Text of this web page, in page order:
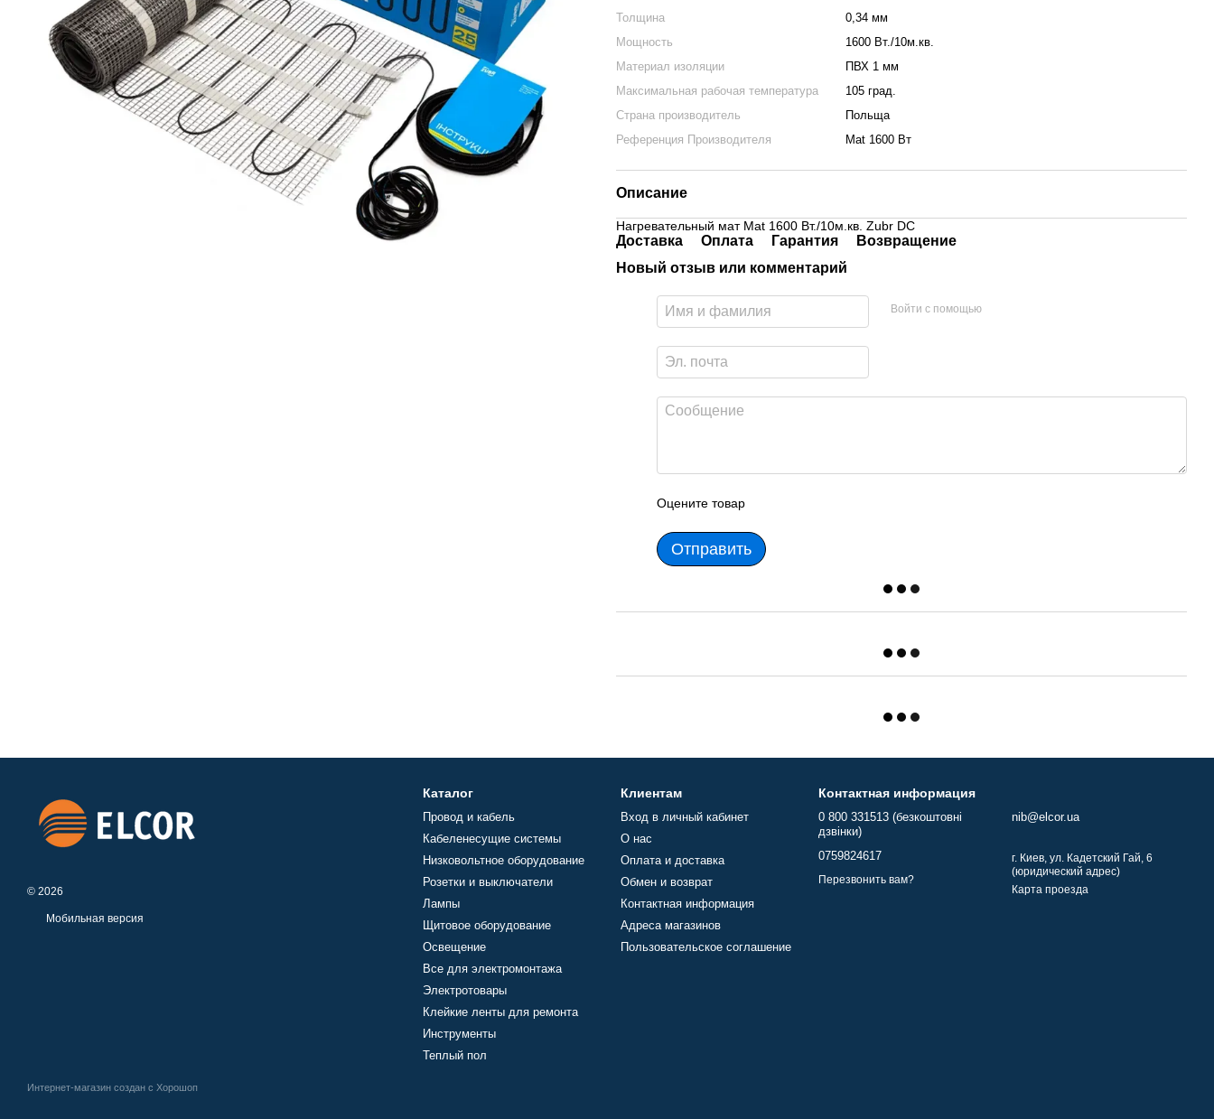
Толщина
0,34 мм
Мощность
1600 Вт./10м.кв.
Материал изоляции
ПВХ 1 мм
Максимальная рабочая температура
105 град.
Страна производитель
Польща
Референция Производителя
Mat 1600 Вт
Описание
Нагревательный мат Mat 1600 Вт./10м.кв. Zubr DC
Доставка Оплата Гарантия
Возвращение
Новый отзыв или комментарий
Войти с помощью
Оцените товар
Отправить
© 2026
Мобильная версия
Интернет-магазин создан с Хорошоп
Каталог
Провод и кабель
Кабеленесущие системы
Низковольтное оборудование
Розетки и выключатели
Лампы
Щитовое оборудование
Освещение
Все для электромонтажа
Электротовары
Клейкие ленты для ремонта
Инструменты
Теплый пол
Клиентам
Вход в личный кабинет
О нас
Оплата и доставка
Обмен и возврат
Контактная информация
Адреса магазинов
Пользовательское соглашение
Контактная информация
0 800 331513 (безкоштовні
дзвінки)
0759824617
Перезвонить вам?
nib@elcor.ua
г. Киев, ул. Кадетский Гай, 6
(юридический адрес)
Карта проезда